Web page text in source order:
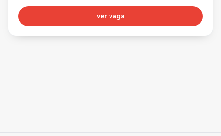
• Movimentar equipamentos de limpeza. • Outras
atividades relacionadas à função. Cadastre-se também
ver vaga